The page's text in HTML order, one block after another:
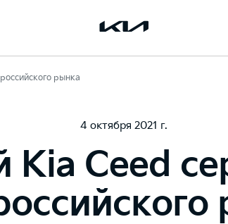
рынка
4 октября 2021 г.
Ceed